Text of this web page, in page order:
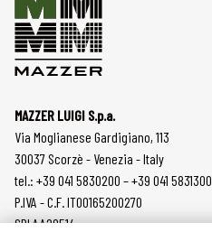
MAZZER LUIGI S.p.a.
Via Moglianese Gardigiano, 113
30037 Scorzè - Venezia - Italy
tel.: +39 041 5830200 – +39 041 5831300
P.IVA - C.F. IT00165200270
SDI AA2O514